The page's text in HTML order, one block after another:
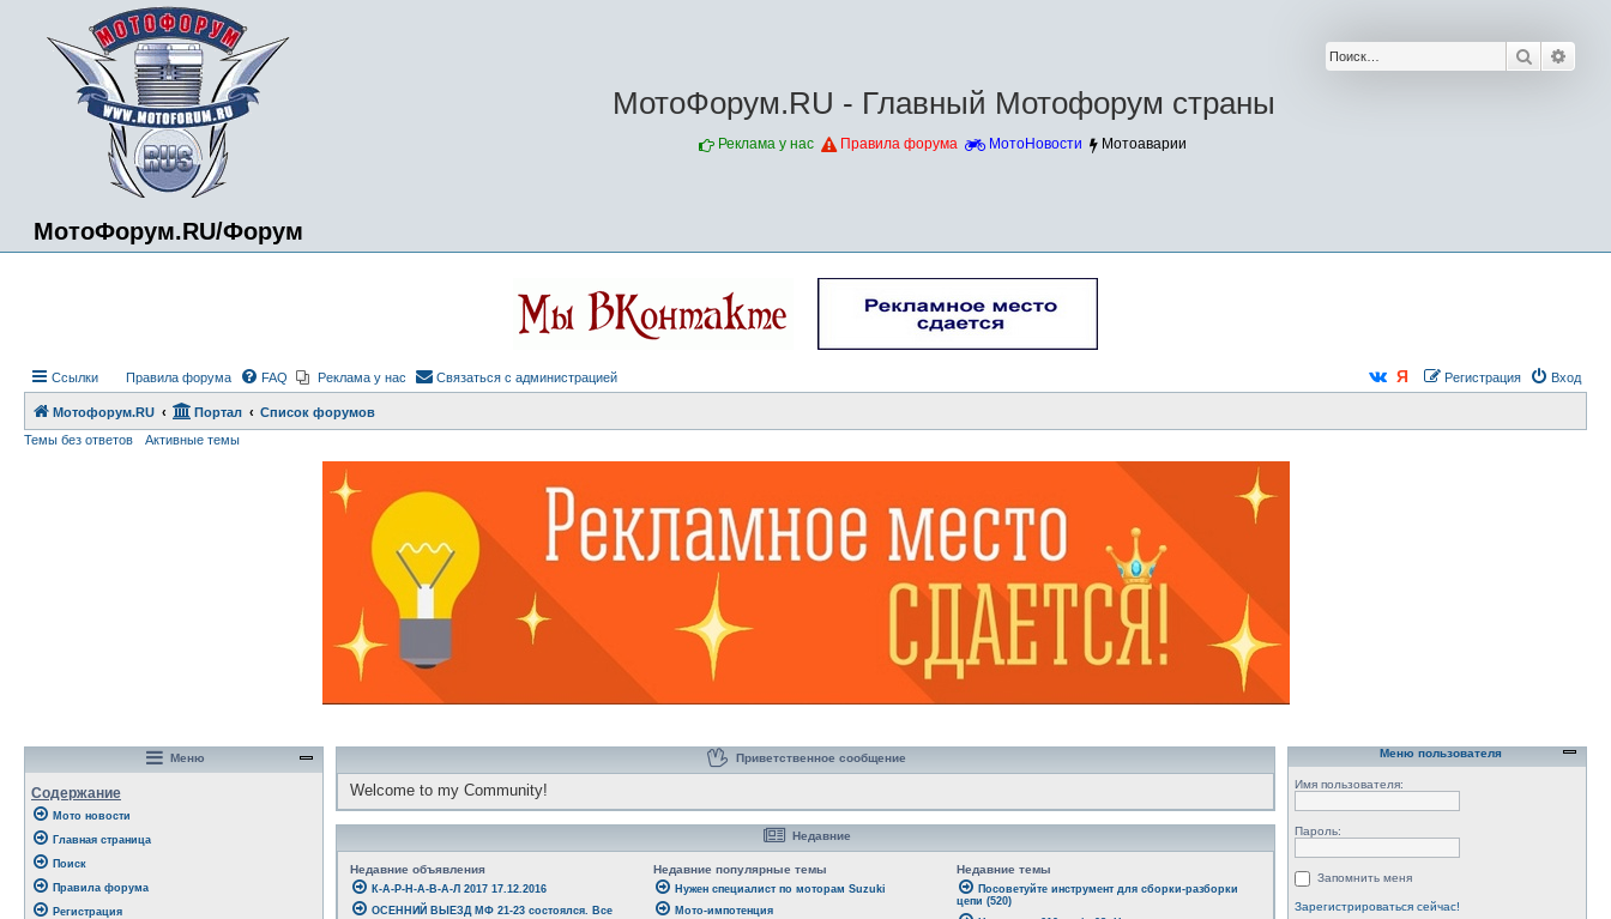
МотоФорум.RU/Форум
Поиск
МотоФорум.RU - Главный Мотофорум страны
Реклама у нас Правила форума МотоНовости Мотоаварии
Ссылки Правила форума FAQ Реклама у нас Связаться с администрацией Вход
Регистрация
Мотофорум.RU Портал
Список форумов
Темы без ответов
Активные темы
Приветственное сообщение
Welcome to my Community!
Недавние
Недавние объявления Недавние популярные темы Недавние темы
К-А-Р-Н-А-В-А-Л 2017 17.12.2016
ОСЕННИЙ ВЫЕЗД МФ 21-23 состоялся. Все
Нужен специалист по моторам Suzuki
Мото-импотенция
Посоветуйте инструмент для сборки-разборки
цепи (520)
Меню
Содержание
Мото новости
Главная страница
Поиск
Правила форума
Регистрация
Меню пользователя
Имя пользователя:
Пароль:
Запомнить меня
Зарегистрироваться сейчас!